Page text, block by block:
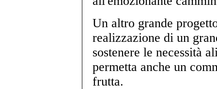
Un altro grande
realizzazione di un
sostenere le necessità
permetta anche un
frutta.